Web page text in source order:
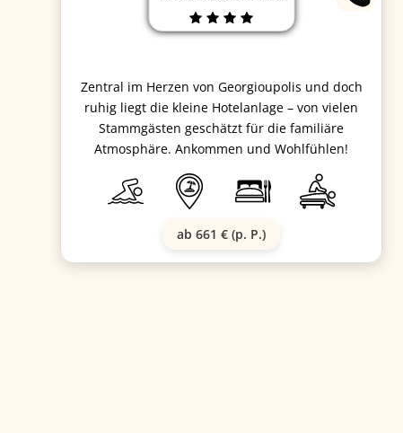
Zentral im Herzen von Georgioupolis und doch
ruhig liegt die kleine Hotelanlage – von vielen
Stammgästen geschätzt für die familiäre
Atmosphäre. Ankommen und Wohlfühlen!
ab 661 € (p. P.)